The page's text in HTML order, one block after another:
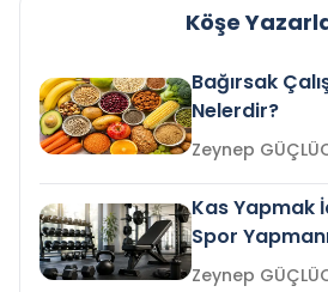
Köşe
Bağırsak
Nelerdir?
Zeynep
Kas Yapmak
Spor
Zeynep